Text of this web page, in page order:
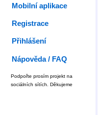
Mobilní aplikace
Registrace
Přihlášení
Nápověda / FAQ
Podpořte prosím projekt na
sociálních sítích. Děkujeme